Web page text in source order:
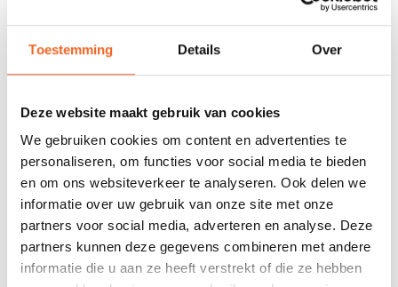
Toestemming Details Over
Deze website maakt gebruik van cookies
We gebruiken cookies om content en advertenties te
personaliseren, om functies voor social media te bieden
en om ons websiteverkeer te analyseren. Ook delen we
informatie over uw gebruik van onze site met onze
partners voor social media, adverteren en analyse. Deze
partners kunnen deze gegevens combineren met andere
informatie die u aan ze heeft verstrekt of die ze hebben
Gewicht: 26 kg
Capaciteit: 150 kg
REVIEWS
Nog niet gewaardeerd
0 sterren op basis van 0 beoordelingen
JE BEOORDELING TOEVOEGEN